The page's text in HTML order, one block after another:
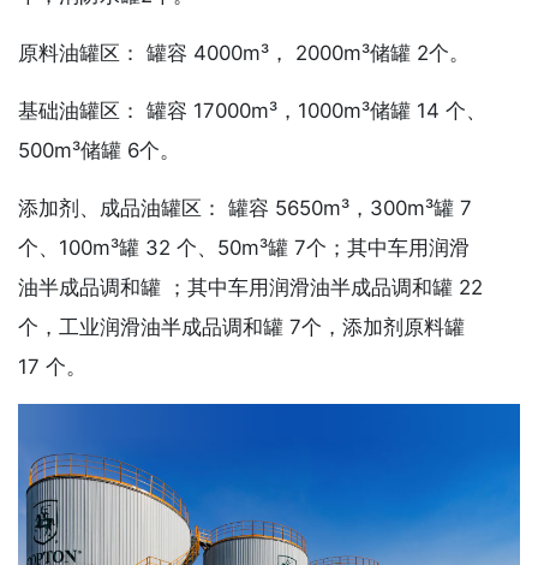
原料油罐区： 罐容 4000m³， 2000m³储罐 2个。
基础油罐区： 罐容 17000m³，1000m³储罐 14 个、
500m³储罐 6个。
添加剂、成品油罐区： 罐容 5650m³，300m³罐 7
个、100m³罐 32 个、50m³罐 7个；其中车用润滑
油半成品调和罐 ；其中车用润滑油半成品调和罐 22
个，工业润滑油半成品调和罐 7个，添加剂原料罐
17 个。